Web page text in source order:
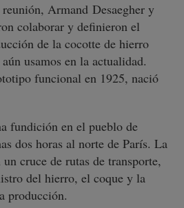
Armand Desaegher y
colaborar y definieron el
de la cocotte de hierro
usamos en la actualidad.
funcional en 1925, nació
fundición en el pueblo de
dos horas al norte de París. La
cruce de rutas de transporte,
del hierro, el coque y la
producción.